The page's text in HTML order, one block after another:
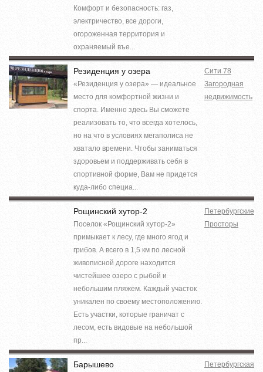
Комфорт и безопасность: газ,
электричество, все дороги,
огороженная территория и
охраняемый въе...
Резиденция у озера
«Резиденция у озера» — идеальное
место для комфортной жизни и
спорта. Именно здесь Вы сможете
реализовать то, что всегда хотелось,
но на что в условиях мегаполиса не
хватало времени. Чтобы заниматься
здоровьем и поддерживать себя в
спортивной форме, Вам не придется
куда-либо специа...
Сити 78
Загородная
недвижимость
Рощинский хутор-2
Поселок «Рощинский хутор-2»
примыкает к лесу, где много ягод и
грибов. А всего в 1,5 км по лесной
живописной дороге находится
чистейшее озеро с рыбой и
небольшим пляжем. Каждый участок
уникален по своему местоположению.
Есть участки, которые граничат с
лесом, есть видовые на небольшой
пр...
Петербургские
Просторы
Барышево
Петербургская